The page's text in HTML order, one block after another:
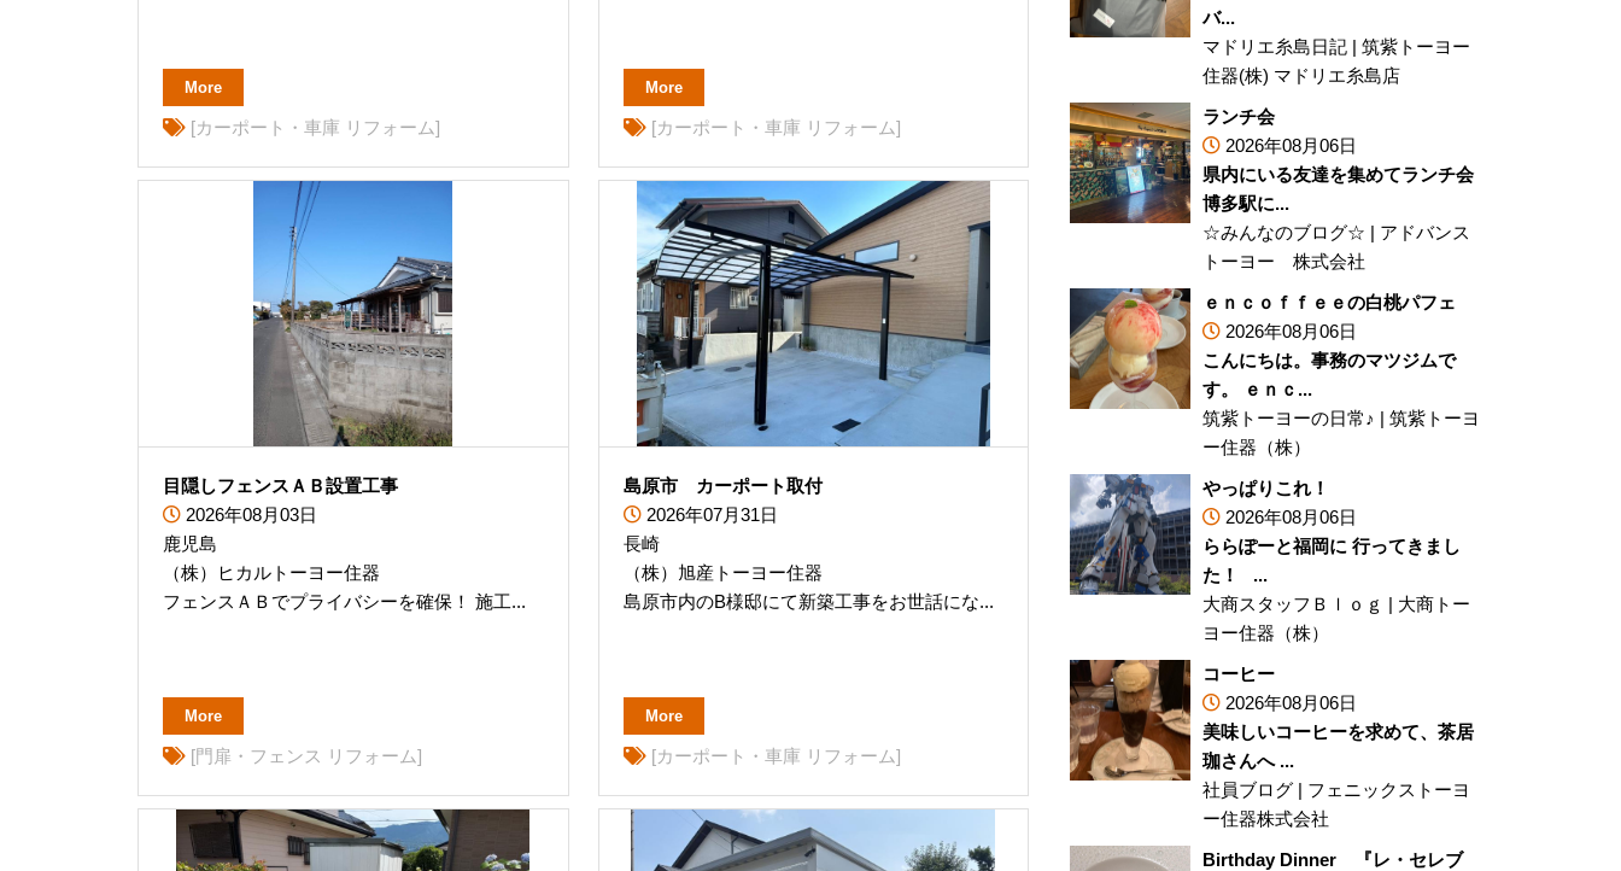
More
[カーポート・車庫 リフォーム]
More
[カーポート・車庫 リフォーム]
目隠しフェンスＡＢ設置工事
2026年08月03日
鹿児島
（株）ヒカルトーヨー住器
フェンスＡＢでプライバシーを確保！ 施工...
More
[門扉・フェンス リフォーム]
島原市 カーポート取付
2026年07月31日
長崎
（株）旭産トーヨー住器
島原市内のB様邸にて新築工事をお世話にな...
More
[カーポート・車庫 リフォーム]
バ...
マドリエ糸島日記 | 筑紫トーヨー
住器(株) マドリエ糸島店
ランチ会
2026年08月06日
県内にいる友達を集めてランチ会
博多駅に...
☆みんなのブログ☆ | アドバンス
トーヨー 株式会社
ｅｎｃｏｆｆｅｅの白桃パフェ
2026年08月06日
こんにちは。事務のマツジムで
す。 ｅｎｃ...
筑紫トーヨーの日常♪ | 筑紫トーヨ
ー住器（株）
やっぱりこれ！
2026年08月06日
ららぽーと福岡に 行ってきまし
た！ ...
大商スタッフＢｌｏｇ | 大商トー
ヨー住器（株）
コーヒー
2026年08月06日
美味しいコーヒーを求めて、茶居
珈さんへ ...
社員ブログ | フェニックストーヨ
ー住器株式会社
Birthday Dinner 『レ・セレブ